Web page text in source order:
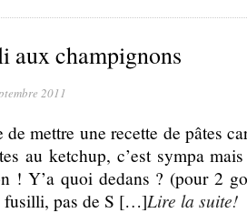
aux champignons
2011
mettre une recette de pâtes
au ketchup, c’est sympa
! Y’a quoi dedans ? (pour 2
pas de S […]Lire la suite!